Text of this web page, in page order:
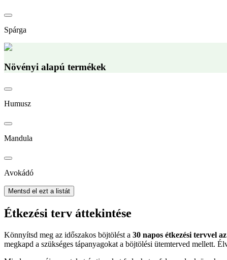
Spárga
Növényi alapú termékek
Humusz
Mandula
Avokádó
Mentsd el ezt a listát
Étkezési terv áttekintése
Könnyítsd meg az időszakos böjtölést a 30 napos étkezési tervvel
megkapd a szükséges tápanyagokat a böjtölési ütemterved mellett.